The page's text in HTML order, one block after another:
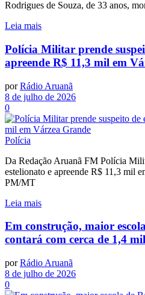
Rodrigues de Souza, de 33 anos,
Leia mais
Polícia Militar prende
apreende R$ 11,3 mil em
por Rádio Aruanã
8 de julho de 2026
0
Polícia
Da Redação Aruanã FM Polícia
estelionato e apreende R$ 11,3 mil
PM/MT
Leia mais
Em construção, maior
contará com cerca de 1,4
por Rádio Aruanã
8 de julho de 2026
0